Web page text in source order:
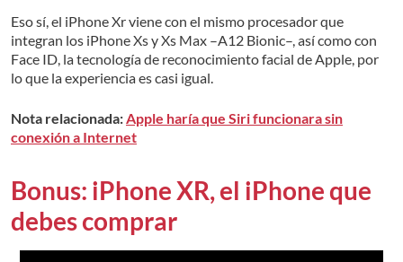
Eso sí, el iPhone Xr viene con el mismo procesador que
integran los iPhone Xs y Xs Max –A12 Bionic–, así como con
Face ID, la tecnología de reconocimiento facial de Apple, por
lo que la experiencia es casi igual.
Nota relacionada:Apple haría que Siri funcionara sin
conexión a Internet
Bonus: iPhone XR, el iPhone que
debes comprar